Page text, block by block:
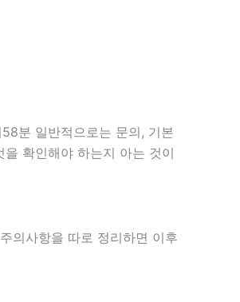
분 일반적으로는 문의, 기본
확인해야 하는지 아는 것이
의사항을 따로 정리하면 이후